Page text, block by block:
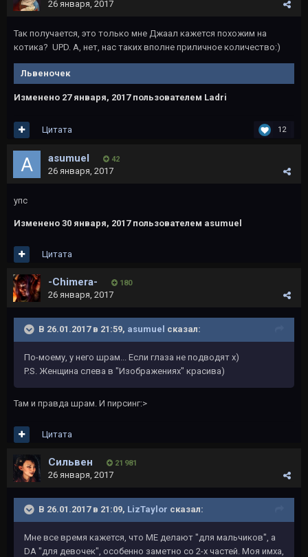
26 января, 2017
Так получается, это только мне Джаал кажется похожим на
котика? UPD. А, нет, нас таких вполне приличное количество:)
Львеночек
Изменено 27 января, 2017пользователем Ladri
12
Цитата
asumuel 42
26 января, 2017
упс
Изменено 30 января, 2017пользователем asumuel
Цитата
-Chimera- 180
26 января, 2017
В 26.01.2017 в 21:59, asumuel сказал:
По-моему, у него шрам... Если глаза не подводят х)
P.S. Женщина слева в "Изображениях" красива)
Там и правда шрам. И пирсинг:>
Цитата
Сильвен 21 981
26 января, 2017
В 26.01.2017 в 21:09, LizTaylor сказал:
Мне все время кажется, что МЕ делают "для мальчиков", а
DA "для девочек", особенно заметно со 2-х частей. Моя имха,